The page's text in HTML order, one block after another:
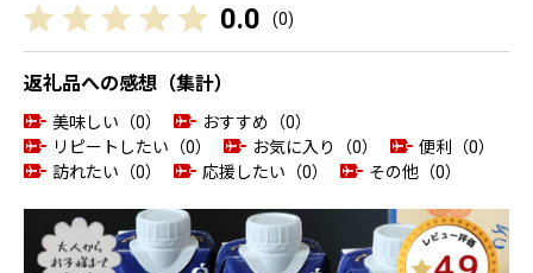
0.0 (0)
返礼品への感想（集計）
美味しい（0）
おすすめ（0）
リピートしたい（0）
お気に入り（0）
便利（0）
訪れたい（0）
応援したい（0） その他（0）